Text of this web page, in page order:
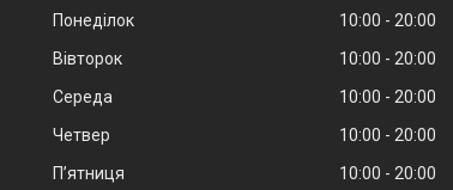
Понеділок 10:00
20:00
Вівторок
10:00
20:00
Середа
10:00
20:00
Четвер
10:00
20:00
Пʼятниця
10:00 20:00